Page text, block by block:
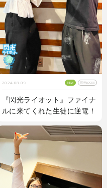
2024.08.09 NEW 閃光LOCKS!
『閃光ライオット』ファイナ
ルに来てくれた生徒に逆電！